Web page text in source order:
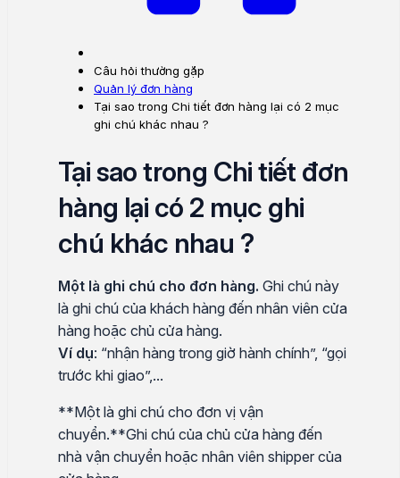
Câu hỏi thường gặp
Quản lý đơn hàng
Tại sao trong Chi tiết đơn hàng lại có 2 mục
ghi chú khác nhau ?
Tại sao trong Chi tiết đơn
hàng lại có 2 mục ghi
chú khác nhau ?
Một là ghi chú cho đơn hàng. Ghi chú này
là ghi chú của khách hàng đến nhân viên cửa
hàng hoặc chủ cửa hàng.
Ví dụ: “nhận hàng trong giờ hành chính”, “gọi
trước khi giao”,...
**Một là ghi chú cho đơn vị vận
chuyển.**Ghi chú của chủ cửa hàng đến
nhà vận chuyển hoặc nhân viên shipper của